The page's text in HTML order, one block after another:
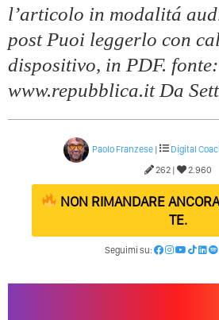
l’articolo in modalitá
post Puoi leggerlo con
dispositivo, in PDF. fonte:
www.repubblica.it Da
Paolo Franzese| Digital
262 |
2.960
NON RIMANDARE
TE.
Seguimi su: